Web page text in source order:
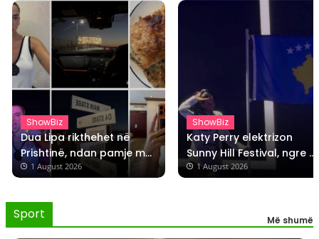
ShowBiz
Dua Lipa rikthehet në
Prishtinë, ndan pamje me
pite, speca e ajvar
1 August 2026
ShowBiz
Katy Perry elektrizon
Sunny Hill Festival, ngre
flamurin e Kosovës në
1 August 2026
Sport Më shumë